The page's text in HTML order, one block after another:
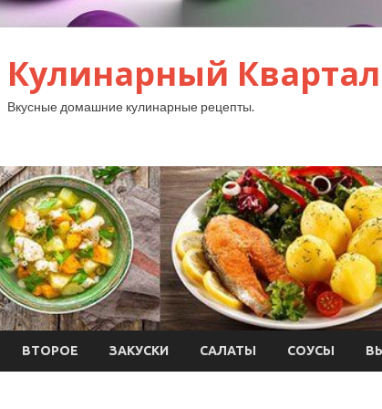
Кулинарный
Вкусные домашние кулинарные рецепты.
ВТОРОЕ ЗАКУСКИ САЛАТЫ СОУСЫ